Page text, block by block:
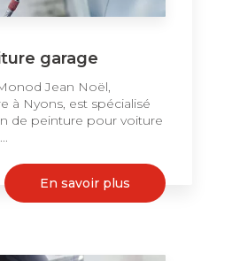
garage
Jean Noël,
à Nyons, est spécialisé
de peinture pour voiture
En savoir plus